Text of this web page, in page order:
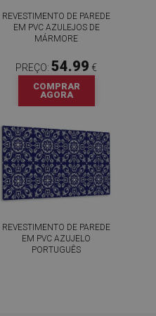
REVESTIMENTO DE PAREDE
EM PVC AZULEJOS DE
MÁRMORE
PREÇO: 54.99 €
COMPRAR
AGORA
REVESTIMENTO DE PAREDE
EM PVC AZUJELO
PORTUGUÊS